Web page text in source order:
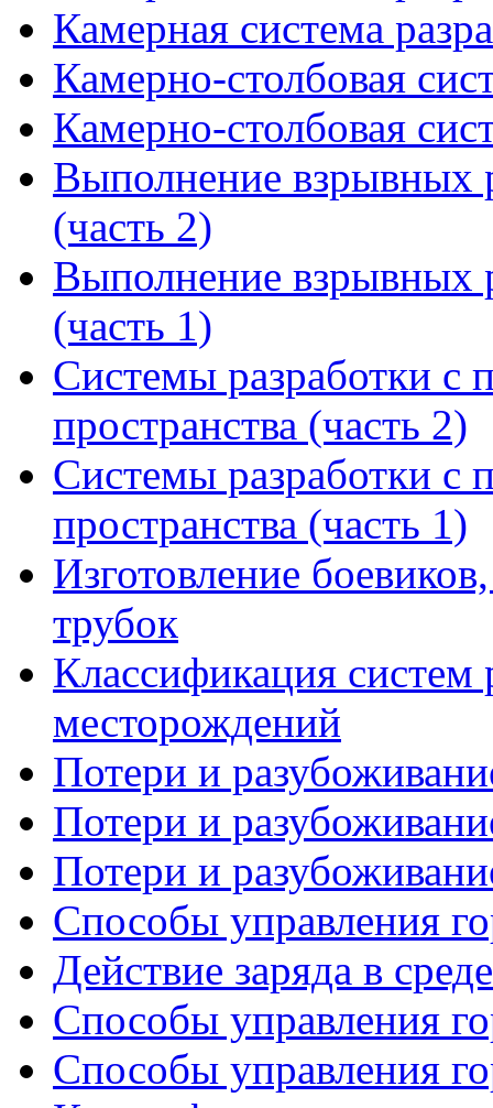
Камерная система
Камерно-столбовая
Камерно-столбовая
Выполнение взрывных
(часть 2)
Выполнение взрывных
(часть 1)
Системы разработки с
пространства (часть 2)
Системы разработки с
пространства (часть 1)
Изготовление
трубок
Классификация систем
месторождений
Потери и
Потери и
Потери и
Способы управления
Действие заряда в
Способы управления
Способы управления